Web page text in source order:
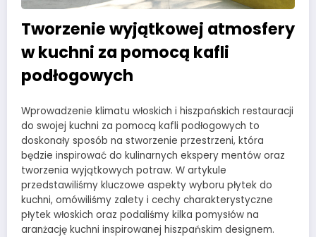
Tworzenie wyjątkowej atmosfery
w kuchni za pomocą kafli
podłogowych
Wprowadzenie klimatu włoskich i hiszpańskich restauracji
do swojej kuchni za pomocą kafli podłogowych to
doskonały sposób na stworzenie przestrzeni, która
będzie inspirować do kulinarnych ekspery mentów oraz
tworzenia wyjątkowych potraw. W artykule
przedstawiliśmy kluczowe aspekty wyboru płytek do
kuchni, omówiliśmy zalety i cechy charakterystyczne
płytek włoskich oraz podaliśmy kilka pomysłów na
aranżację kuchni inspirowanej hiszpańskim designem.